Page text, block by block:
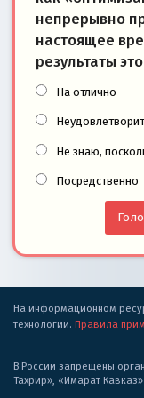
непрерывно
настоящее
результаты
На отлично
Не знаю,
Посредственно
На информационном
технологии. Правила
В России запрещены
Тахрир», «Имарат